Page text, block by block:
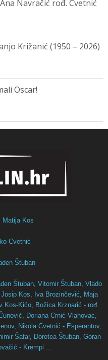
Navračić rođ. Cvetnić
Križanić (1950 – 2026)
Oscar!
Matija Kos
Cvetnić
Štuban
Štuban, Vitomir Štuban, Vlado
Josip Kos, Iva Brozinčević,
Maja
Kos-Kićo,
Božica Krznarić - rođ.
Doriana Crnić-Vlahovac,
Nikola Cvetnić - Esperantov,
Šafar, Dorotea Štuban, Goran
- Krempi ...